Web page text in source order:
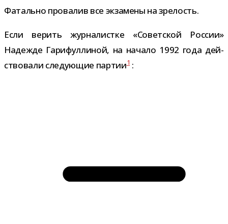
Фатально про­ва­лив все экза­мены на зрелость.
Если верить жур­на­листке «Советской России»
Надежде Гарифуллиной, на начало 1992 года дей­
ство­вали сле­ду­ю­щие пар­тии1: